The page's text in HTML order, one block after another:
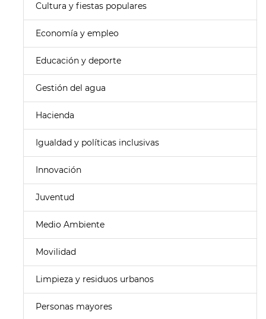
Cultura y fiestas populares
Economía y empleo
Educación y deporte
Gestión del agua
Hacienda
Igualdad y políticas inclusivas
Innovación
Juventud
Medio Ambiente
Movilidad
Limpieza y residuos urbanos
Personas mayores